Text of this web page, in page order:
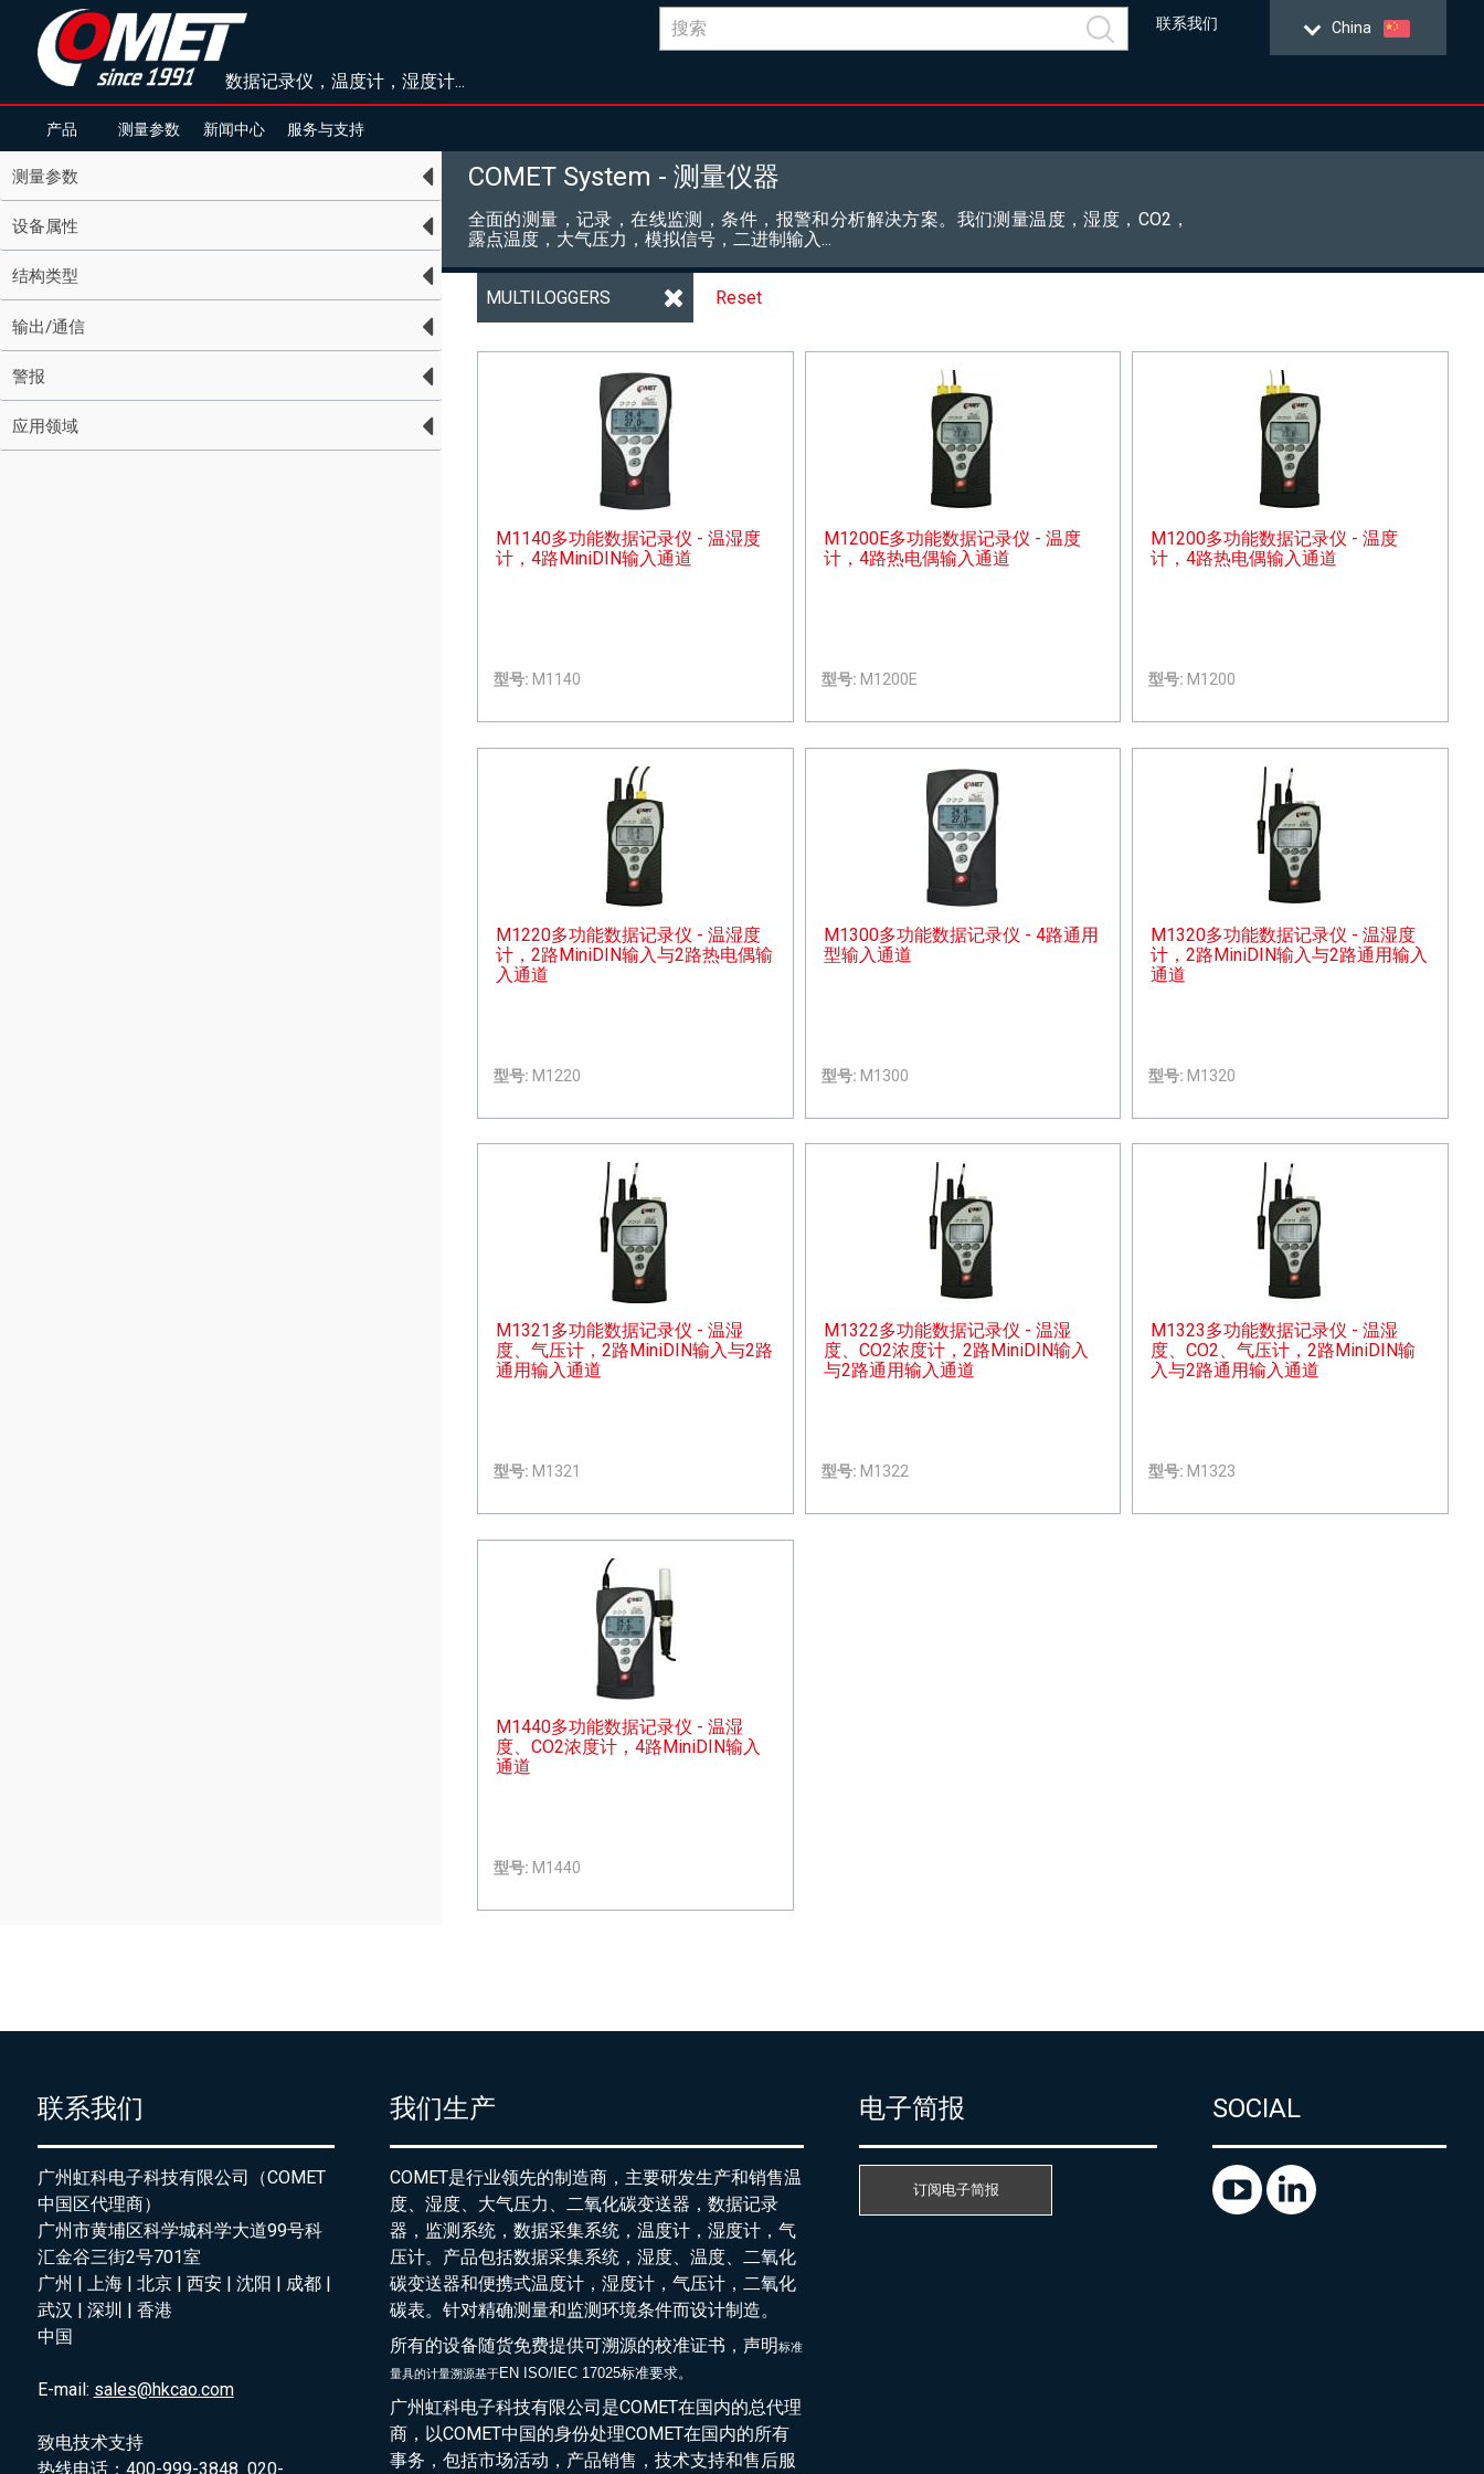
数据记录仪，温度计，湿度计...
China
联系我们
产品 测量参数 新闻中心 服务与支持
测量参数
设备属性
结构类型
输出/通信
警报
应用领域
COMET System - 测量仪器
全面的测量，记录，在线监测，条件，报警和分析解决方案。我们测量温度，湿度，CO2，
露点温度，大气压力，模拟信号，二进制输入...
MULTILOGGERS Reset
M1140多功能数据记录仪 - 温湿度
计，4路MiniDIN输入通道
型号: M1140
M1200E多功能数据记录仪 - 温度
计，4路热电偶输入通道
型号: M1200E
M1200多功能数据记录仪 - 温度
计，4路热电偶输入通道
型号: M1200
M1220多功能数据记录仪 - 温湿度
计，2路MiniDIN输入与2路热电偶输
入通道
型号: M1220
M1300多功能数据记录仪 - 4路通用
型输入通道
型号: M1300
M1320多功能数据记录仪 - 温湿度
计，2路MiniDIN输入与2路通用输入
通道
型号: M1320
M1321多功能数据记录仪 - 温湿
度、气压计，2路MiniDIN输入与2路
通用输入通道
型号: M1321
M1322多功能数据记录仪 - 温湿
度、CO2浓度计，2路MiniDIN输入
与2路通用输入通道
型号: M1322
M1323多功能数据记录仪 - 温湿
度、CO2、气压计，2路MiniDIN输
入与2路通用输入通道
型号: M1323
M1440多功能数据记录仪 - 温湿
度、CO2浓度计，4路MiniDIN输入
通道
型号: M1440
联系我们
广州虹科电子科技有限公司（COMET
中国区代理商）
广州市黄埔区科学城科学大道99号科
汇金谷三街2号701室
广州 | 上海 | 北京 | 西安 | 沈阳 | 成都 |
武汉 | 深圳 | 香港
中国
E-mail: sales@hkcao.com
致电技术支持
热线电话：400-999-3848 020-
我们生产
COMET是行业领先的制造商，主要研发生产和销售温
度、湿度、大气压力、二氧化碳变送器，数据记录
器，监测系统，数据采集系统，温度计，湿度计，气
压计。产品包括数据采集系统，湿度、温度、二氧化
碳变送器和便携式温度计，湿度计，气压计，二氧化
碳表。针对精确测量和监测环境条件而设计制造。
所有的设备随货免费提供可溯源的校准证书，声明标准
量具的计量溯源基于EN ISO/IEC 17025标准要求。
广州虹科电子科技有限公司是COMET在国内的总代理
商，以COMET中国的身份处理COMET在国内的所有
事务，包括市场活动，产品销售，技术支持和售后服
电子简报
订阅电子简报
SOCIAL